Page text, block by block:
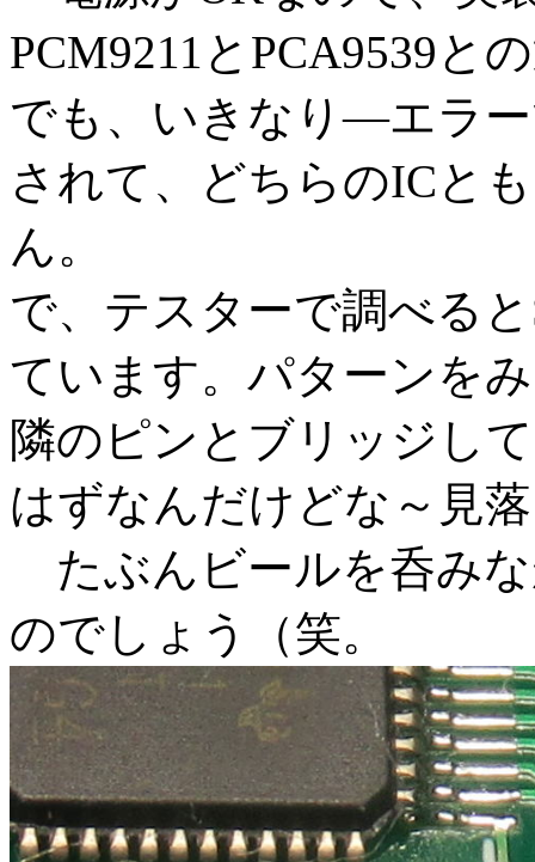
PCM9211とPCA9539と
でも、いきなり―エラ
されて、どちらのICと
ん。
で、テスターで調べる
ています。パターンを
隣のピンとブリッジし
はずなんだけどな～見
たぶんビールを呑み
のでしょう（笑。